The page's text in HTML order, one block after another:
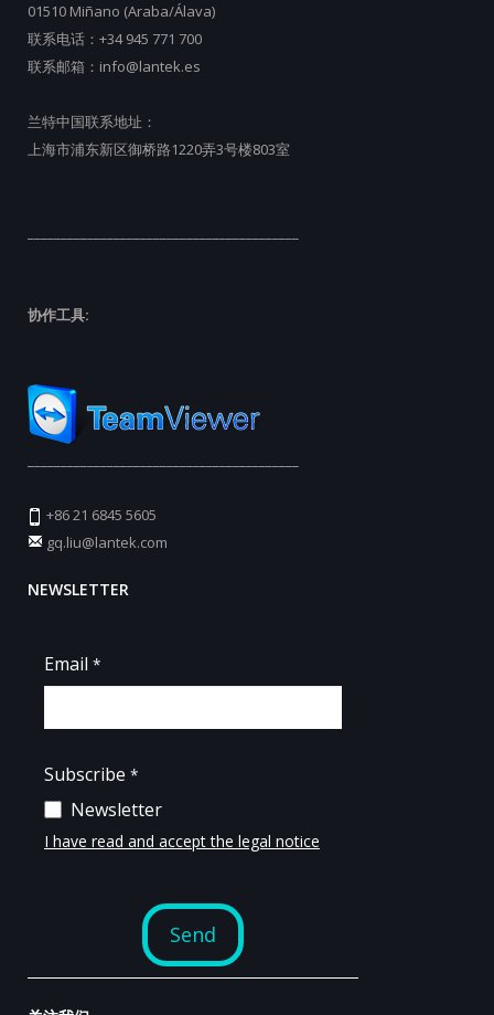
01510 Miñano (Araba/Álava)
联系电话： +34 945 771 700
联系邮箱： info@lantek.es
兰特中国联系地址：
上海市浦东新区御桥路1220弄3号楼803室
协作工具:
+86 21 6845 5605
gq.liu@lantek.com
NEWSLETTER